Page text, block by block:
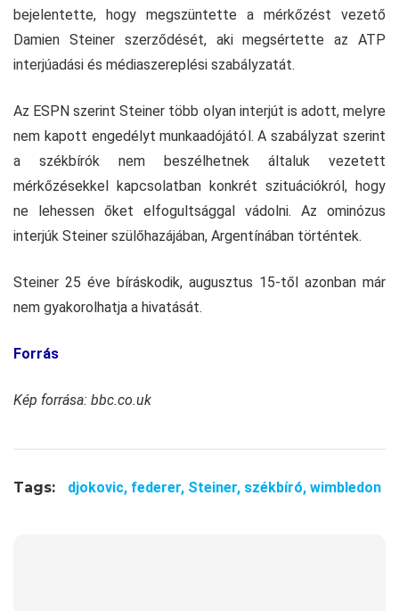
bejelentette, hogy megszüntette a mérkőzést vezető
Damien Steiner szerződését, aki megsértette az ATP
interjúadási és médiaszereplési szabályzatát.
Az ESPN szerint Steiner több olyan interjút is adott, melyre
nem kapott engedélyt munkaadójától. A szabályzat szerint
a székbírók nem beszélhetnek általuk vezetett
mérkőzésekkel kapcsolatban konkrét szituációkról, hogy
ne lehessen őket elfogultsággal vádolni. Az ominózus
interjúk Steiner szülőhazájában, Argentínában történtek.
Steiner 25 éve bíráskodik, augusztus 15-től azonban már
nem gyakorolhatja a hivatását.
Forrás
Kép forrása: bbc.co.uk
Tags: djokovic, federer, Steiner, székbíró, wimbledon